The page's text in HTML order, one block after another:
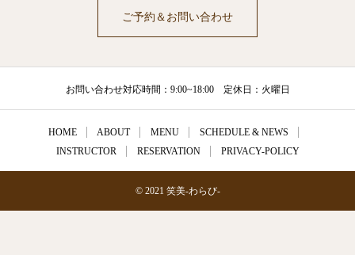
ご予約＆お問い合わせ
お問い合わせ対応時間：9:00~18:00 定休日：火曜日
HOME ABOUT MENU
SCHEDULE & NEWS
INSTRUCTOR
RESERVATION PRIVACY-POLICY
© 2021 笑美-わらび-